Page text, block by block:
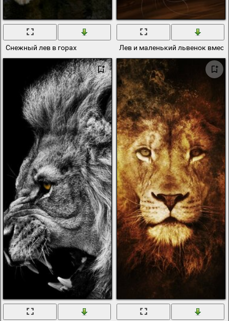
Снежный лев в горах Лев и маленький львенок